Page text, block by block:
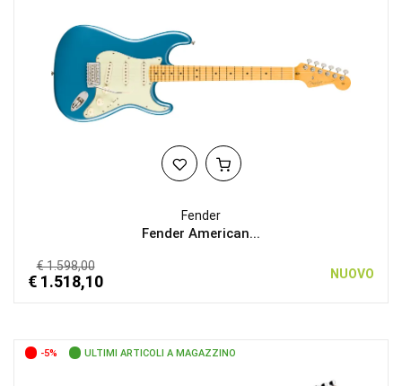
Fender
Fender American...
€ 1.598,00
€ 1.518,10 NUOVO
-5% ULTIMI ARTICOLI A MAGAZZINO